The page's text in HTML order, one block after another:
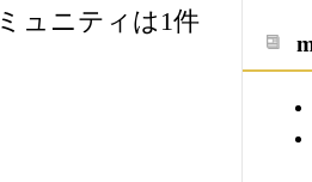
ュニティは1件